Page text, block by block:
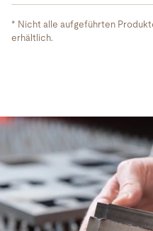
* Nicht alle aufgeführten
erhältlich.
Bystronic